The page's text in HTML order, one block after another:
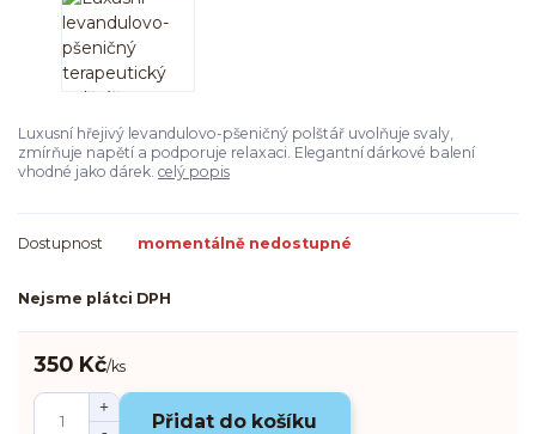
Luxusní hřejivý levandulovo-pšeničný polštář uvolňuje svaly,
zmírňuje napětí a podporuje relaxaci. Elegantní dárkové balení
vhodné jako dárek. celý popis
Dostupnost momentálně nedostupné
Nejsme plátci DPH
350 Kč/ks
Přidat do košíku